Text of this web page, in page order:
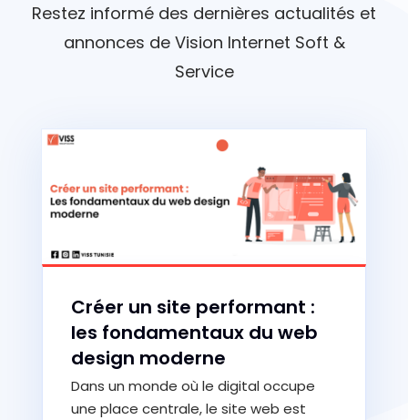
Restez informé des dernières actualités et
annonces de Vision Internet Soft &
Service
Créer un site performant :
les fondamentaux du web
design moderne
Dans un monde où le digital occupe
une place centrale, le site web est